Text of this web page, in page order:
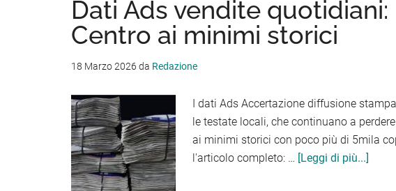
Dati Ads vendite
Centro ai minimi storici
18 Marzo 2026 da Redazione
I dati Ads Accertazione diffusione
le testate locali, che continuano a
ai minimi storici con poco più di 5mila
l'articolo completo: … [Leggi di più...]